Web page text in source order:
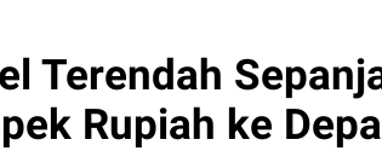
Terendah
Rupiah ke